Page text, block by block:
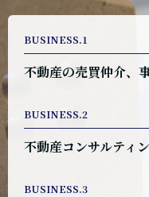
BUSINESS.1
不動産の売買仲介、
BUSINESS.2
不動産コンサルティ
BUSINESS.3